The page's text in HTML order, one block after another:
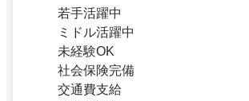
若手活躍中
ミドル活躍中
未経験OK
社会保険完備
交通費支給